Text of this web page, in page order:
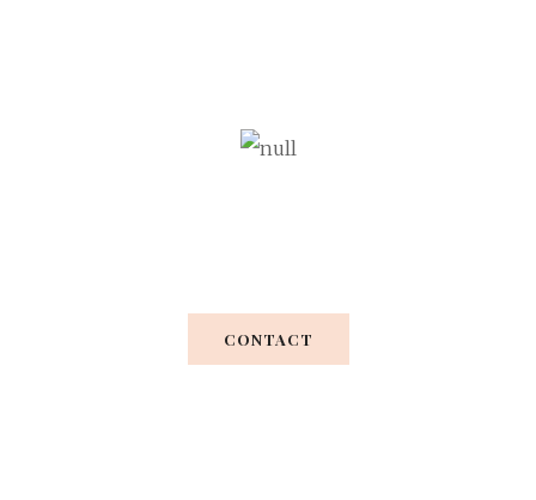
CONTACT